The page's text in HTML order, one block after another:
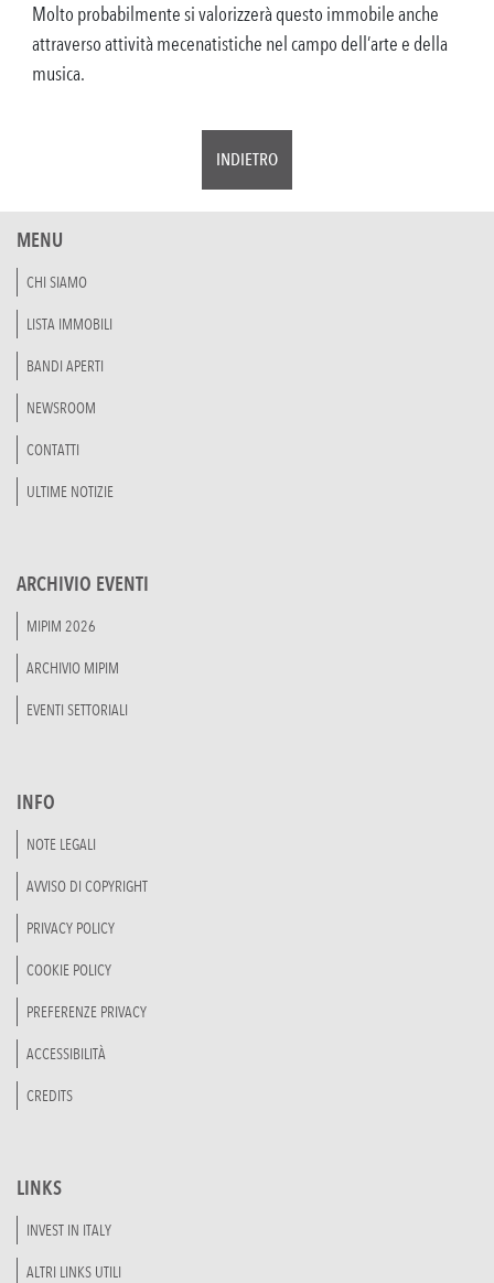
Molto probabilmente si valorizzerà questo immobile anche
attraverso attività mecenatistiche nel campo dell’arte e della
musica.
INDIETRO
MENU
CHI SIAMO
LISTA IMMOBILI
BANDI APERTI
NEWSROOM
CONTATTI
ULTIME NOTIZIE
ARCHIVIO EVENTI
MIPIM 2026
ARCHIVIO MIPIM
EVENTI SETTORIALI
INFO
NOTE LEGALI
AVVISO DI COPYRIGHT
PRIVACY POLICY
COOKIE POLICY
PREFERENZE PRIVACY
ACCESSIBILITÀ
CREDITS
LINKS
INVEST IN ITALY
ALTRI LINKS UTILI